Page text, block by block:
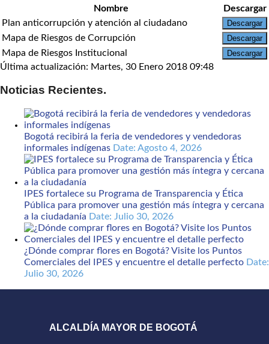
Nombre
Descargar
Plan anticorrupción y atención al ciudadano
Descargar
Mapa de Riesgos de Corrupción Descargar
Mapa de Riesgos Institucional Descargar
Última actualización: Martes, 30 Enero 2018 09:48
Noticias Recientes.
Bogotá recibirá la feria de vendedores y vendedoras
informales indígenas Date: Agosto 4, 2026
IPES fortalece su Programa de Transparencia y Ética
Pública para promover una gestión más íntegra y cercana
a la ciudadanía Date: Julio 30, 2026
¿Dónde comprar flores en Bogotá? Visite los Puntos
Comerciales del IPES y encuentre el detalle perfecto Date:
Julio 30, 2026
ALCALDÍA MAYOR DE BOGOTÁ